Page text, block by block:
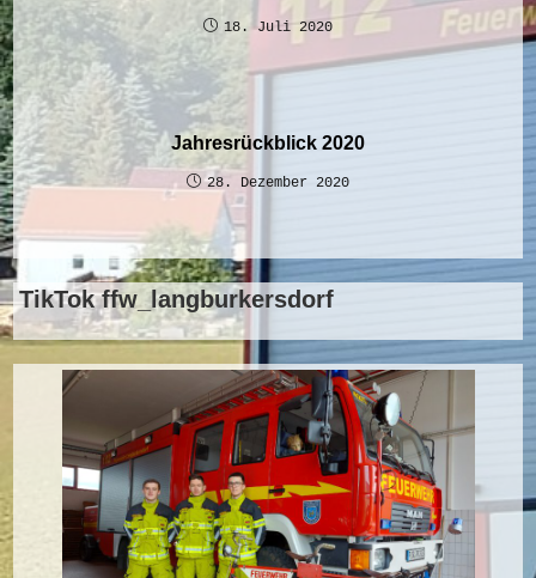
18. Juli 2020
Jahresrückblick 2020
28. Dezember 2020
TikTok ffw_langburkersdorf